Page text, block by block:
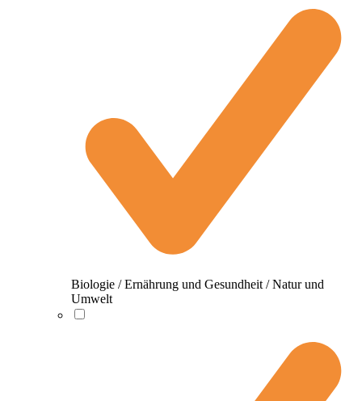
Biologie / Ernährung und Gesundheit / Natur und
Umwelt